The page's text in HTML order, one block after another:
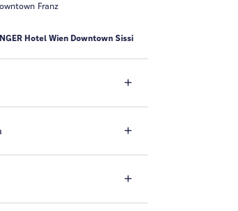
Franz
Hotel Wien Downtown Sissi